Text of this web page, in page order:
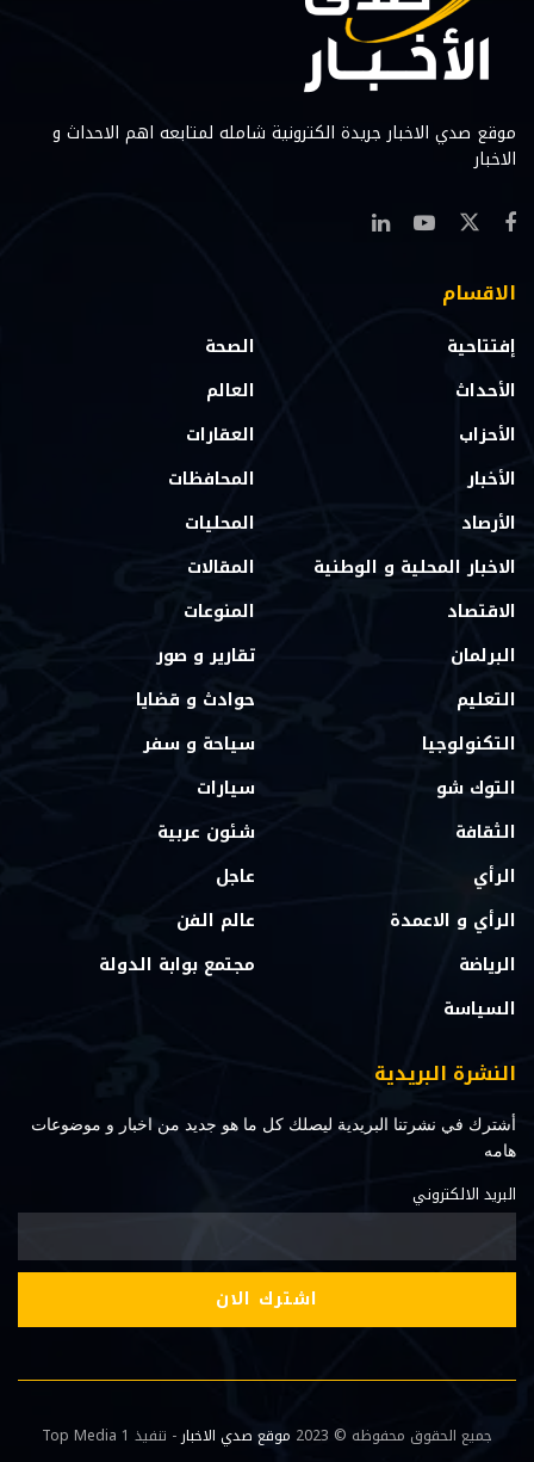
موقع صدي الاخبار جريدة الكترونية شامله لمتابعه اهم الاحداث و
الاخبار
الاقسام
إفتتاحية
الأحداث
الأحزاب
الأخبار
الأرصاد
الاخبار المحلية و الوطنية
الاقتصاد
البرلمان
التعليم
التكنولوجيا
التوك شو
الثقافة
الرأي
الرأي و الاعمدة
الرياضة
السياسة
الصحة
العالم
العقارات
المحافظات
المحليات
المقالات
المنوعات
تقارير و صور
حوادث و قضايا
سياحة و سفر
سيارات
شئون عربية
عاجل
عالم الفن
مجتمع بوابة الدولة
النشرة البريدية
أشترك في نشرتنا البريدية ليصلك كل ما هو جديد من اخبار و موضوعات
هامه
البريد الالكتروني
جميع الحقوق محفوظه © 2023 موقع صدي الاخبار - تنفيذ Top Media 1